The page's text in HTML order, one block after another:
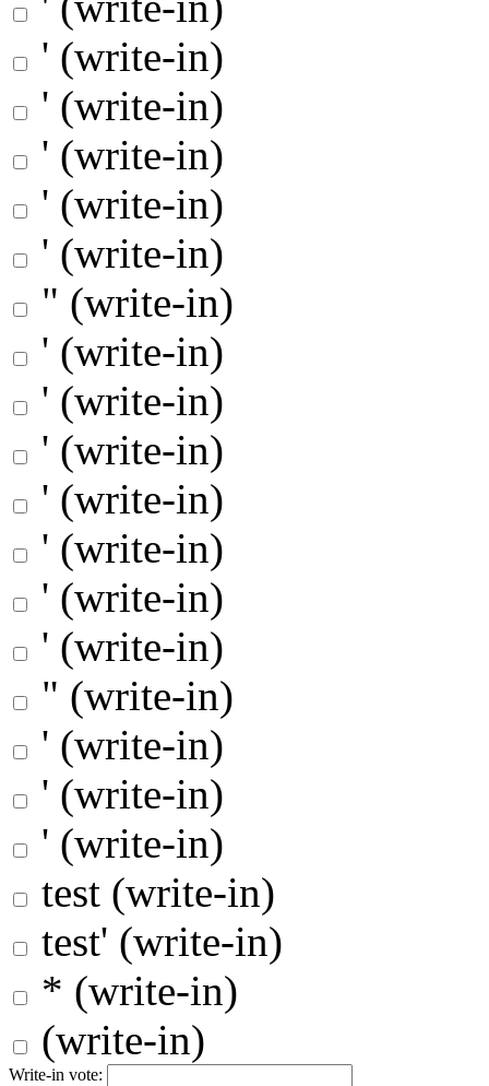
' (write-in)
' (write-in)
' (write-in)
' (write-in)
' (write-in)
" (write-in)
' (write-in)
' (write-in)
' (write-in)
' (write-in)
' (write-in)
' (write-in)
' (write-in)
" (write-in)
' (write-in)
' (write-in)
' (write-in)
test (write-in)
test' (write-in)
* (write-in)
(write-in)
Write-in vote: